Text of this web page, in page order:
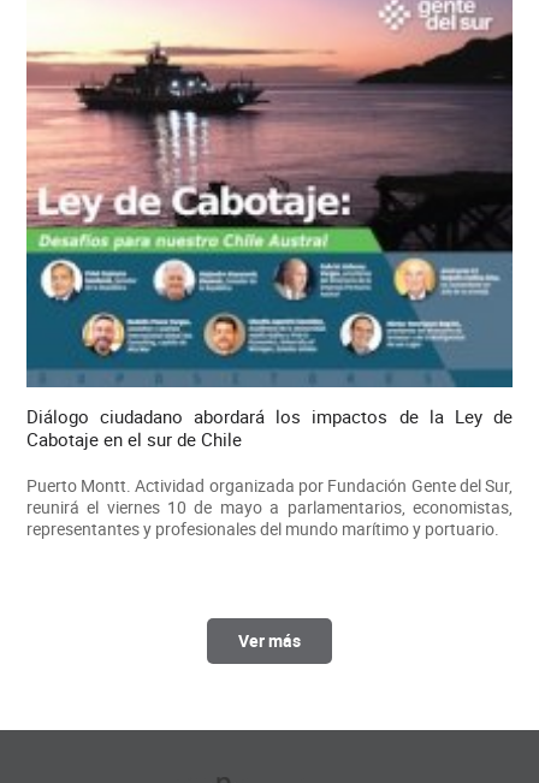
Diálogo ciudadano abordará los impactos de la Ley de
Cabotaje en el sur de Chile
Puerto Montt. Actividad organizada por Fundación Gente del Sur,
reunirá el viernes 10 de mayo a parlamentarios, economistas,
representantes y profesionales del mundo marítimo y portuario.
Ver más